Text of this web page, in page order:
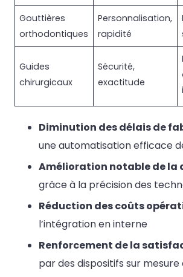
Gouttières
orthodontiques
Personnalisation,
rapidité
Guides
chirurgicaux
Sécurité,
exactitude
Diminution des délais de
une automatisation efficace
Amélioration notable de la
grâce à la précision des
Réduction des coûts
l’intégration en interne
Renforcement de la
par des dispositifs sur